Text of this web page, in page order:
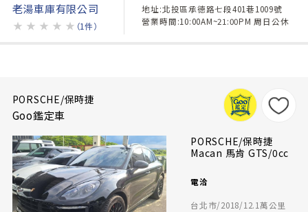
老湯車庫有限公司
★ ★ ★ ★ ★ （1件）
地址:北投區承德路七段401巷1009號
營業時間:10:00AM~21:00PM 周日公休
PORSCHE/保時捷
Goo鑑定車
PORSCHE/保時捷
Macan 馬肯 GTS/0cc
電洽
台北市/2018/12.1萬公里